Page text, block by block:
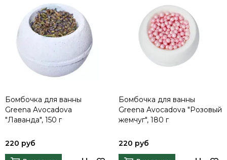
Бомбочка для ванны
Greena Avocadova
"Лаванда", 150 г
220 руб
Бомбочка для ванны
Greena Avocadova "Розовый
жемчуг", 180 г
220 руб